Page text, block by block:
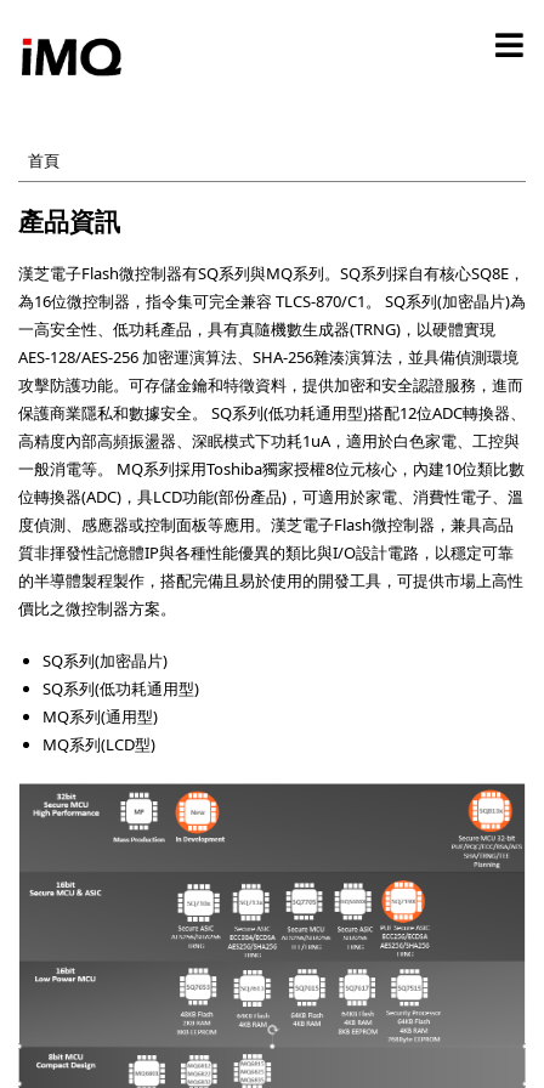
首頁
產品資訊
漢芝電子Flash微控制器有SQ系列與MQ系列。SQ系列採自有核心SQ8E，
為16位微控制器，指令集可完全兼容 TLCS-870/C1。 SQ系列(加密晶片)為
一高安全性、低功耗產品，具有真隨機數生成器(TRNG)，以硬體實現
AES-128/AES-256 加密運演算法、SHA-256雜湊演算法，並具備偵測環境
攻擊防護功能。可存儲金鑰和特徵資料，提供加密和安全認證服務，進而
保護商業隱私和數據安全。 SQ系列(低功耗通用型)搭配12位ADC轉換器、
高精度內部高頻振盪器、深眠模式下功耗1uA，適用於白色家電、工控與
一般消電等。 MQ系列採用Toshiba獨家授權8位元核心，內建10位類比數
位轉換器(ADC)，具LCD功能(部份產品)，可適用於家電、消費性電子、溫
度偵測、感應器或控制面板等應用。漢芝電子Flash微控制器，兼具高品
質非揮發性記憶體IP與各種性能優異的類比與I/O設計電路，以穩定可靠
的半導體製程製作，搭配完備且易於使用的開發工具，可提供市場上高性
價比之微控制器方案。
SQ系列(加密晶片)
SQ系列(低功耗通用型)
MQ系列(通用型)
MQ系列(LCD型)